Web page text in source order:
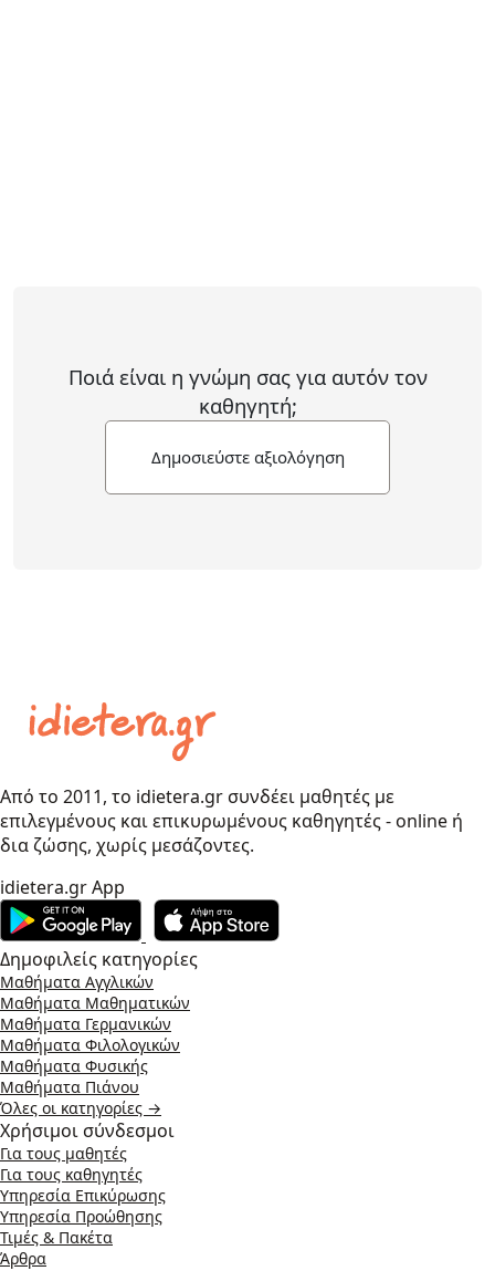
Ποιά είναι η γνώμη σας για αυτόν τον
καθηγητή;
Δημοσιεύστε αξιολόγηση
Από το 2011, το idietera.gr συνδέει μαθητές με
επιλεγμένους και επικυρωμένους καθηγητές - online ή
δια ζώσης, χωρίς μεσάζοντες.
idietera.gr App
Δημοφιλείς κατηγορίες
Μαθήματα Αγγλικών
Μαθήματα Μαθηματικών
Μαθήματα Γερμανικών
Μαθήματα Φιλολογικών
Μαθήματα Φυσικής
Μαθήματα Πιάνου
Όλες οι κατηγορίες →
Χρήσιμοι σύνδεσμοι
Για τους μαθητές
Για τους καθηγητές
Υπηρεσία Επικύρωσης
Υπηρεσία Προώθησης
Τιμές & Πακέτα
Άρθρα